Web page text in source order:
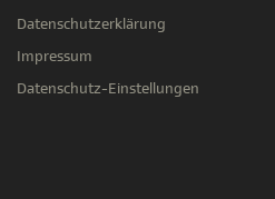
Datenschutzerklärung
Impressum
Datenschutz-Einstellungen